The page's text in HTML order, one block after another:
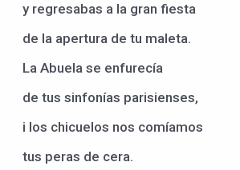
y regresabas a la gran fiesta
de la apertura de tu maleta.
La Abuela se enfurecía
de tus sinfonías parisienses,
i los chicuelos nos comíamos
tus peras de cera.